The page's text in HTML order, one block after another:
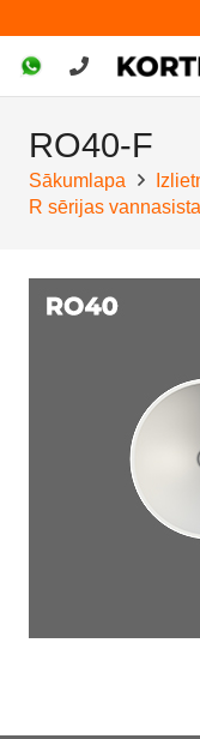
RO40-F
Sākumlapa
R sērijas